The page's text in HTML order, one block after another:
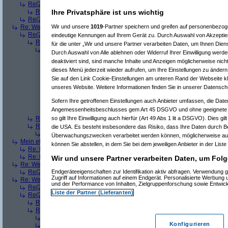
Re(2): Welches ETWAS hab ihr bekommen..
Re(3): Welches ETWAS hab ihr bekommen..(monster23
Re(2): Welches ETWAS hab ihr bekommen..
Re: Welches ETWAS hab ihr bekommen..(Diallam 23.12.2008, 09:01:20)
Re(2): Welches ETWAS hab ihr bekommen..( ddrobescham
Re(3): Welches ETWAS hab ihr bekommen..(q.e.d.am 23.12.2008,
Re(4): Welches ETWAS hab ihr bekommen..(Games2Game am
Re(5): Welches ETWAS hab ihr bekommen..
ddrobesch am
Re(6): Welches ETWAS hab ihr bekommen..(q.e.d. am
Re(5): Welches ETWAS hab ihr bekommen..(q.e.d.am
Re(6): Welches ETWAS hab ihr bekommen..(Games2Game
Re(7): Welches ETWAS hab ihr bekommen..(q.e.d.am
Re(9): Welches ETWAS hab ihr bekommen..(q.e.d.
Re(5): Welches ETWAS hab ihr bekommen..( monster23am
Re(3): Welches ETWAS hab ihr bekommen..(Diallam 23.12.2008,
Re(3): Welches ETWAS hab ihr bekommen..(Madleram 23.12.2008,
Re(4): Welches ETWAS hab ihr bekommen..(Games2Gameam
Mein etwas(Winnie_Pooham 23.12.2008, 09:12:01)
Re: Mein etwas
am 23.12.2008, 09:24:29)
Re: Mein etwas(q.e.d.am 23.12.2008, 09:40:58)
Re: Welches ETWAS hab ihr bekommen..
am 23.12.2008,
Re(2): Welches ETWAS hab ihr bekommen..(Games2Gameam
Re: Welches ETWAS hab ihr bekommen..(markuz90am 23.12.2008,
Re(2): Welches ETWAS hab ihr bekommen..(Mr Lam 23.12.2008,
Re(2): Welches ETWAS hab ihr bekommen..
Re(3): Welches ETWAS hab ihr bekommen..
Re(3): Welches ETWAS hab ihr bekommen..
(playazam
Ihre Privatsphäre ist uns wichtig
Wir und unsere 1019-Partner speichern und greifen auf
eindeutige Kennungen auf Ihrem Gerät zu. Durch Auswahl von
für die unter „Wir und unsere Partner verarbeiten Daten, um Ihnen
Durch Auswahl von Alle ablehnen oder Widerruf Ihrer Einwilligung
deaktiviert sind, sind manche Inhalte und Anzeigen möglicherweise
dieses Menü jederzeit wieder aufrufen, um Ihre Einstellungen zu
Sie auf den Link Cookie-Einstellungen am unteren Rand der Webseite
unseres Website. Weitere Informationen finden Sie in unserer
Sofern Ihre getroffenen Einstellungen auch Anbieter umfassen, die
Angemessenheitsbeschlusses gem Art 45 DSGVO und ohne
so gilt Ihre Einwilligung auch hierfür (Art 49 Abs 1 lit a DSGVO). Dies
die USA. Es besteht insbesondere das Risiko, dass Ihre Daten durch
Überwachungszwecken verarbeitet werden können, möglicherweise
können Sie abstellen, in dem Sie bei dem jeweiligen Anbieter in der
Wir und unsere Partner verarbeiten Daten, um
Endgeräteeigenschaften zur Identifikation aktiv abfragen. Verwendung
Zugriff auf Informationen auf einem Endgerät. Personalisierte Werbung
und der Performance von Inhalten, Zielgruppenforschung sowie
Liste der Partner (Lieferanten)
Konfigurieren